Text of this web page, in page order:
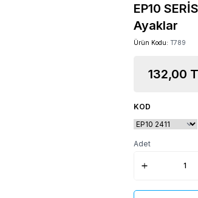
EP10
Ayaklar
Ürün Kodu: T789
132,00
KOD
Adet